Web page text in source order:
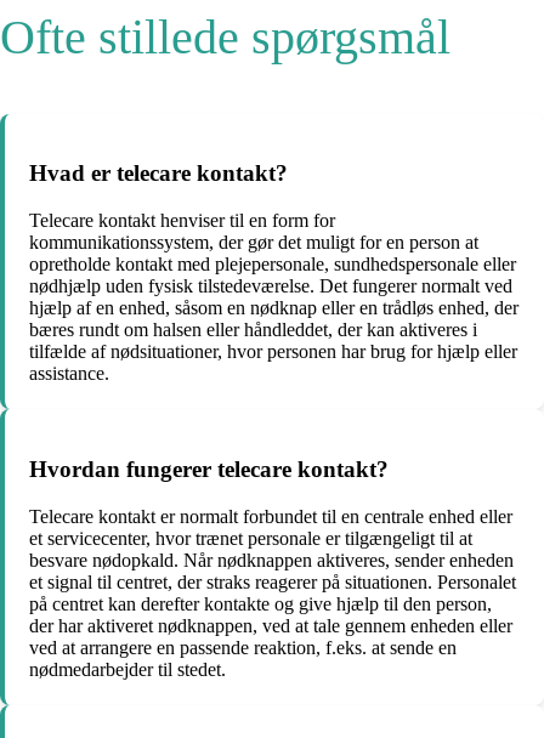
Ofte stillede spørgsmål
Hvad er telecare kontakt?
Telecare kontakt henviser til en form for
kommunikationssystem, der gør det muligt for en person at
opretholde kontakt med plejepersonale, sundhedspersonale eller
nødhjælp uden fysisk tilstedeværelse. Det fungerer normalt ved
hjælp af en enhed, såsom en nødknap eller en trådløs enhed, der
bæres rundt om halsen eller håndleddet, der kan aktiveres i
tilfælde af nødsituationer, hvor personen har brug for hjælp eller
assistance.
Hvordan fungerer telecare kontakt?
Telecare kontakt er normalt forbundet til en centrale enhed eller
et servicecenter, hvor trænet personale er tilgængeligt til at
besvare nødopkald. Når nødknappen aktiveres, sender enheden
et signal til centret, der straks reagerer på situationen. Personalet
på centret kan derefter kontakte og give hjælp til den person,
der har aktiveret nødknappen, ved at tale gennem enheden eller
ved at arrangere en passende reaktion, f.eks. at sende en
nødmedarbejder til stedet.